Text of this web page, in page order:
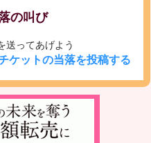
の叫び
送ってあげよう
ケットの当落を投稿する